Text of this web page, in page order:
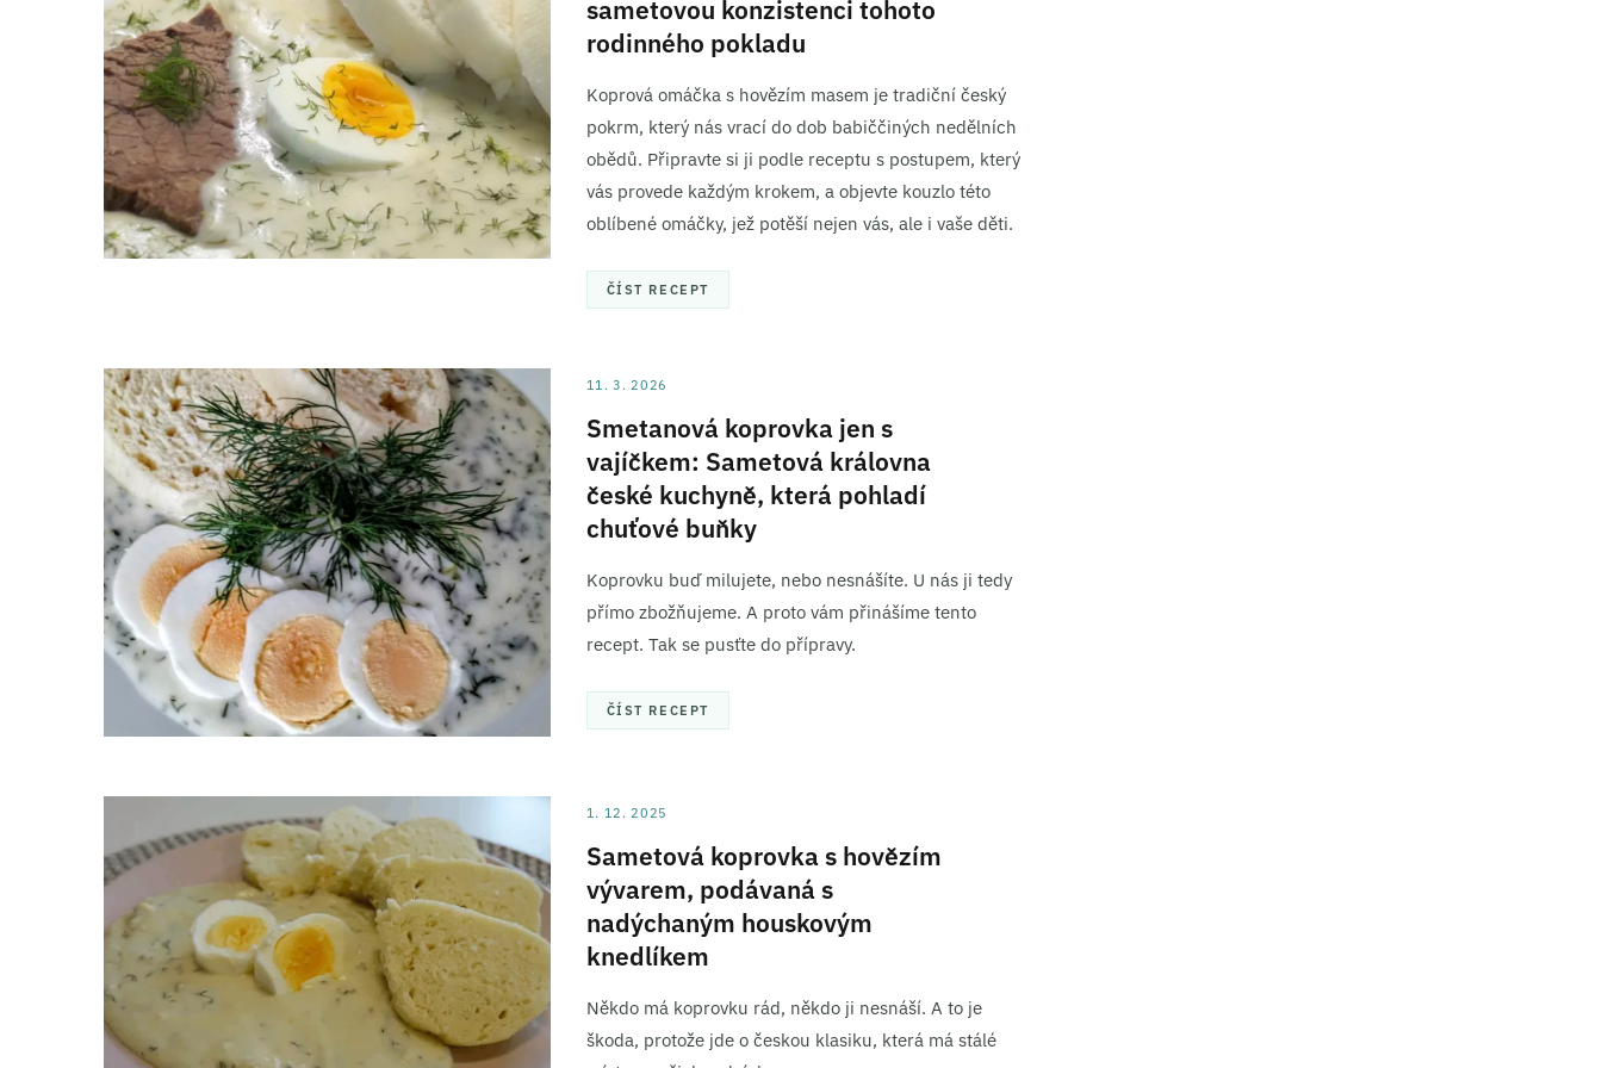
Ukládání a sdělování voleb ochrany osobních údajů.
sametovou konzistenci tohoto
rodinného pokladu
Koprová omáčka s hovězím masem je tradiční český
pokrm, který nás vrací do dob babiččiných nedělních
obědů. Připravte si ji podle receptu s postupem, který
vás provede každým krokem, a objevte kouzlo této
oblíbené omáčky, jež potěší nejen vás, ale i vaše děti.
ČÍST RECEPT
11. 3. 2026
Smetanová koprovka jen s
vajíčkem: Sametová královna
české kuchyně, která pohladí
chuťové buňky
Koprovku buď milujete, nebo nesnášíte. U nás ji tedy
přímo zbožňujeme. A proto vám přinášíme tento
recept. Tak se pusťte do přípravy.
ČÍST RECEPT
1. 12. 2025
Sametová koprovka s hovězím
vývarem, podávaná s
nadýchaným houskovým
knedlíkem
Někdo má koprovku rád, někdo ji nesnáší. A to je
škoda, protože jde o českou klasiku, která má stálé